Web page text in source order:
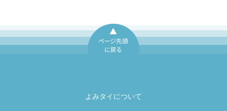
よみタイについて